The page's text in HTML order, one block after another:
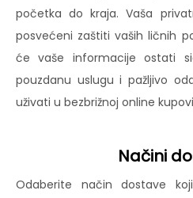
početka do kraja. Vaša
posvećeni zaštiti vaših ličnih
će vaše informacije ostati
pouzdanu uslugu i pažljivo
uživati u bezbrižnoj online
Načini
Odaberite način dostave